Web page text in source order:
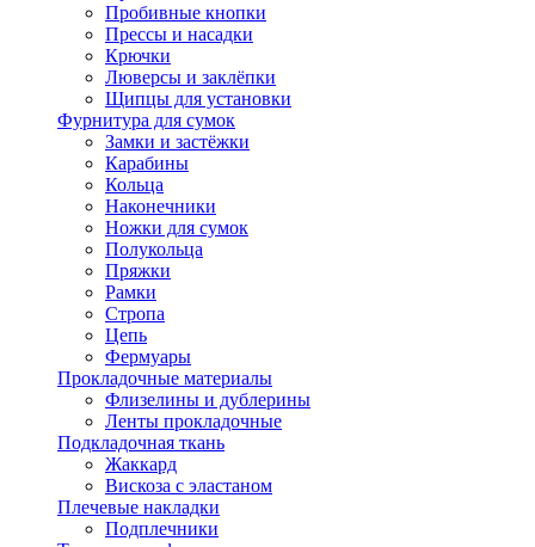
Пробивные кнопки
Прессы и насадки
Крючки
Люверсы и заклёпки
Щипцы для установки
Фурнитура для сумок
Замки и застёжки
Карабины
Кольца
Наконечники
Ножки для сумок
Полукольца
Пряжки
Рамки
Стропа
Цепь
Фермуары
Прокладочные материалы
Флизелины и дублерины
Ленты прокладочные
Подкладочная ткань
Жаккард
Вискоза с эластаном
Плечевые накладки
Подплечники